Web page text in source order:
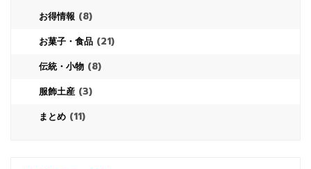
お得情報 (8)
お菓子・食品 (21)
伝統・小物 (8)
服飾土産 (3)
まとめ (11)